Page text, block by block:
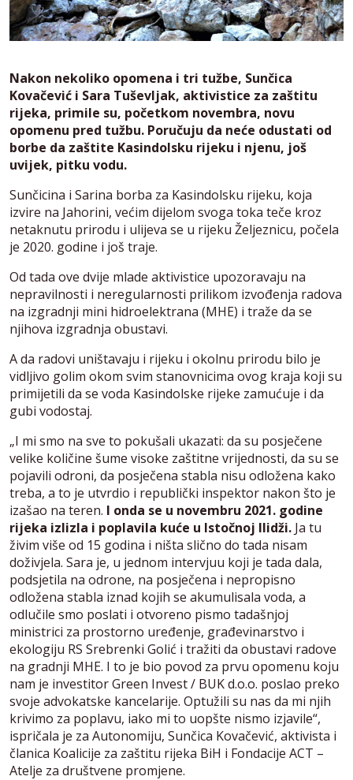
Nakon nekoliko opomena i tri tužbe, Sunčica
Kovačević i Sara Tuševljak, aktivistice za zaštitu
rijeka, primile su, početkom novembra, novu
opomenu pred tužbu. Poručuju da neće odustati od
borbe da zaštite Kasindolsku rijeku i njenu, još
uvijek, pitku vodu.
Sunčicina i Sarina borba za Kasindolsku rijeku, koja
izvire na Jahorini, većim dijelom svoga toka teče kroz
netaknutu prirodu i ulijeva se u rijeku Željeznicu, počela
je 2020. godine i još traje.
Od tada ove dvije mlade aktivistice upozoravaju na
nepravilnosti i neregularnosti prilikom izvođenja radova
na izgradnji mini hidroelektrana (MHE) i traže da se
njihova izgradnja obustavi.
A da radovi uništavaju i rijeku i okolnu prirodu bilo je
vidljivo golim okom svim stanovnicima ovog kraja koji su
primijetili da se voda Kasindolske rijeke zamućuje i da
gubi vodostaj.
„I mi smo na sve to pokušali ukazati: da su posječene
velike količine šume visoke zaštitne vrijednosti, da su se
pojavili odroni, da posječena stabla nisu odložena kako
treba, a to je utvrdio i republički inspektor nakon što je
izašao na teren. I onda se u novembru 2021. godine
rijeka izlizla i poplavila kuće u Istočnoj Ilidži. Ja tu
živim više od 15 godina i ništa slično do tada nisam
doživjela. Sara je, u jednom intervjuu koji je tada dala,
podsjetila na odrone, na posječena i nepropisno
odložena stabla iznad kojih se akumulisala voda, a
odlučile smo poslati i otvoreno pismo tadašnjoj
ministrici za prostorno uređenje, građevinarstvo i
ekologiju RS Srebrenki Golić i tražiti da obustavi radove
na gradnji MHE. I to je bio povod za prvu opomenu koju
nam je investitor Green Invest / BUK d.o.o. poslao preko
svoje advokatske kancelarije. Optužili su nas da mi njih
krivimo za poplavu, iako mi to uopšte nismo izjavile“,
ispričala je za Autonomiju, Sunčica Kovačević, aktivista i
članica Koalicije za zaštitu rijeka BiH i Fondacije ACT –
Atelje za društvene promjene.